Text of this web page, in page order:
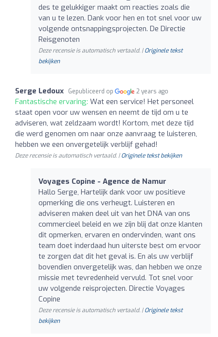
des te gelukkiger maakt om reacties zoals die
van u te lezen. Dank voor hen en tot snel voor uw
volgende ontsnappingsprojecten. De Directie
Reisgenoten
Deze recensie is automatisch vertaald. |Originele tekst
bekijken
Serge Ledoux Gepubliceerd op 2 years ago
Fantastische ervaring: Wat een service! Het personeel
staat open voor uw wensen en neemt de tijd om u te
adviseren, wat zeldzaam wordt! Kortom, met deze tijd
die werd genomen om naar onze aanvraag te luisteren,
hebben we een onvergetelijk verblijf gehad!
Deze recensie is automatisch vertaald. |Originele tekst bekijken
Voyages Copine - Agence de Namur
Hallo Serge, Hartelijk dank voor uw positieve
opmerking die ons verheugt. Luisteren en
adviseren maken deel uit van het DNA van ons
commercieel beleid en we zijn blij dat onze klanten
dit opmerken, ervaren en ondervinden, want ons
team doet inderdaad hun uiterste best om ervoor
te zorgen dat dit het geval is. En als uw verblijf
bovendien onvergetelijk was, dan hebben we onze
missie met tevredenheid vervuld. Tot snel voor
uw volgende reisprojecten. Directie Voyages
Copine
Deze recensie is automatisch vertaald. |Originele tekst
bekijken